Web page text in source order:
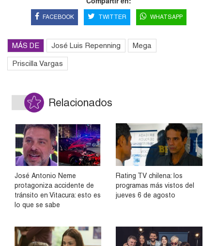
FACEBOOK TWITTER WHATSAPP
MÁS DE José Luis Repenning Mega
Priscilla Vargas
Relacionados
José Antonio Neme
protagoniza accidente de
tránsito en Vitacura: esto es
lo que se sabe
Rating TV chilena: los
programas más vistos del
jueves 6 de agosto